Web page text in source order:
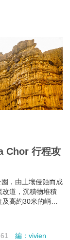
Chor 行程攻
，由土壤侵蝕而成
改道，沉積物堆積
及高約30米的峭
編：vivien